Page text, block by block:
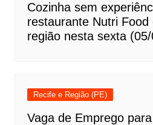
Cozinha sem
restaurante Nutri Food
região nesta sexta
Recife e Região (PE)
Vaga de Emprego